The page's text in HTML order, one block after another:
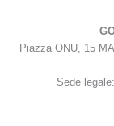
Piazza ONU, 15
Sede